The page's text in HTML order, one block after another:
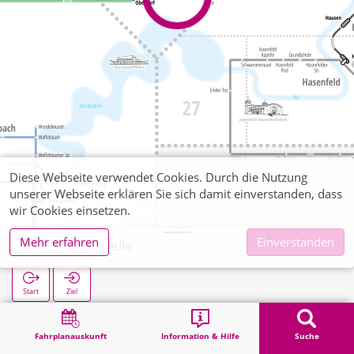
Fahrplanauskunft Information & Hilfe Suche
Schmidt Kapelle
Start Ziel
Schmidt Kapelle
Diese Webseite verwendet Cookies. Durch die Nutzung
unserer Webseite erklären Sie sich damit einverstanden, dass
wir Cookies einsetzen.
Mehr erfahren
Einverstanden